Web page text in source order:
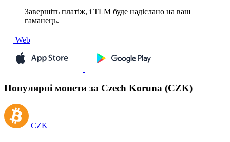
Завершіть платіж, і TLM буде надіслано на ваш
гаманець.
Web
Популярні монети за Czech Koruna (CZK)
CZK